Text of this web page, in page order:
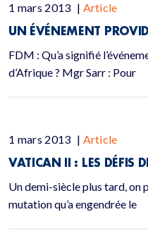
1 mars 2013 | Article
UN ÉVÉNEMENT
FDM : Qu’a signifié
d’Afrique ? Mgr Sarr : Pour
1 mars 2013 | Article
VATICAN II : LES DÉFIS
Un demi-siècle plus tard, on
mutation qu’a engendrée le